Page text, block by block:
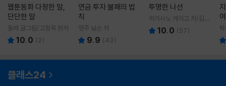
웹툰동화 다정한 말,
단단한 말
돌배 글그림/고정욱 원저
10.0 ( 2)
연금 투자 불패의 법
칙
영주 닐슨 저
9.9 (43)
투명한 나선
히가시노 게이고 저/김선
영 역10.0 (57)
클래스24